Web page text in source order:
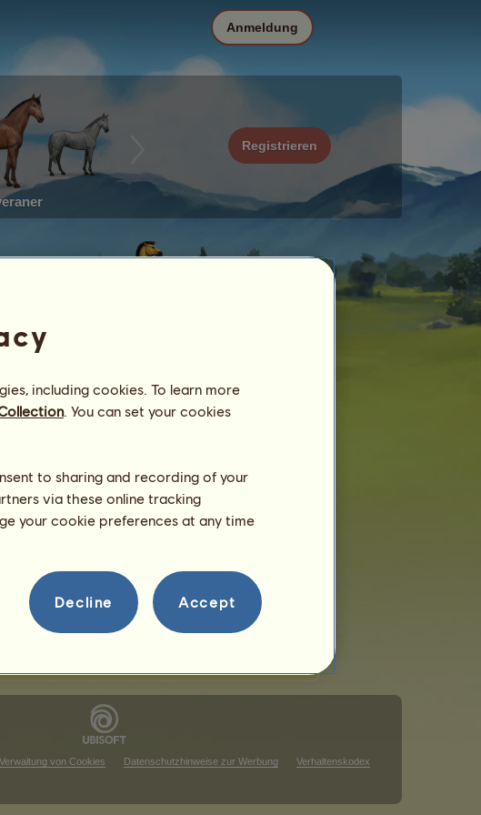
Registrieren
Anmeldung
nichts anzuzeigen.
Rangliste nichts anzuzeigen.
Verwaltung von Cookies Datenschutzhinweise zur Werbung Verhaltenskodex
including cookies. To learn more
. You can set your cookies
to sharing and recording of your
via these online tracking
your cookie preferences at any time
Decline Accept